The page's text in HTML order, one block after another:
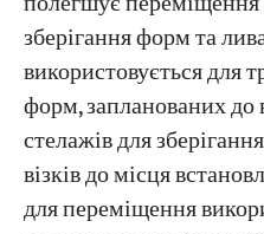
зберігання форм та
використовується для
форм, запланованих до
стелажів для
візків до місця
для переміщення